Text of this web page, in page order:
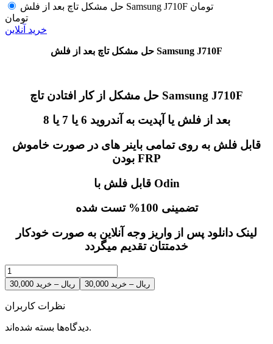
حل مشکل تاچ بعد از فلش Samsung J710F تومان
تومان
خرید آنلاین
حل مشکل تاچ بعد از فلش Samsung J710F
حل مشکل از کار افتادن تاچ Samsung J710F
بعد از فلش یا آپدیت به آندروید 6 یا 7 یا 8
قابل فلش به روی تمامی باینر های در صورت خاموش
FRP
قابل فلش با Odin
تضمینی 100% تست شده
لینک دانلود پس از واریز وجه آنلاین به صورت خودکار
خدمتتان تقدیم میگردد
30,000 ریال – خرید
نظرات کاربران
دیدگاه‌ها بسته شده‌اند.